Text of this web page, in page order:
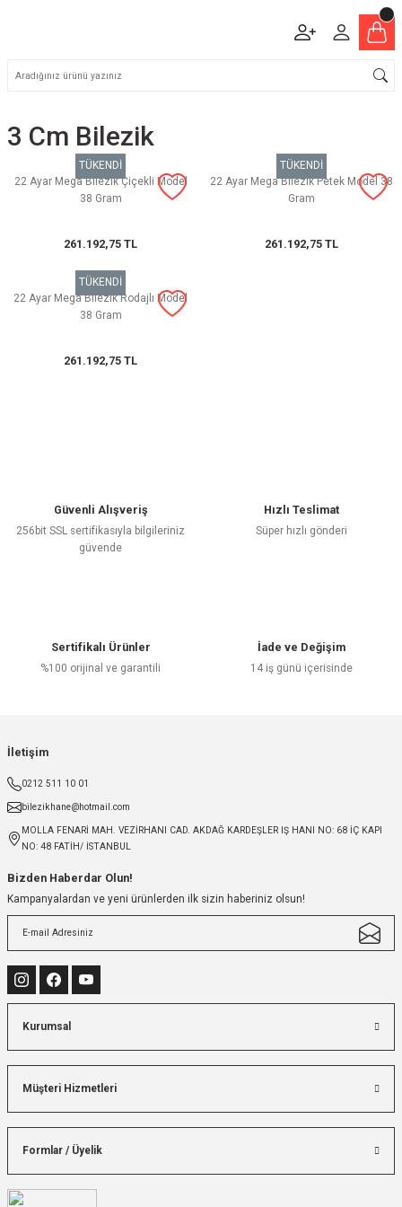
3 Cm Bilezik
TÜKENDİ
22 Ayar Mega Bilezik Çiçekli Model
38 Gram
261.192,75 TL
TÜKENDİ
22 Ayar Mega Bilezik Petek Model 38
Gram
261.192,75 TL
TÜKENDİ
22 Ayar Mega Bilezik Rodajlı Model
38 Gram
261.192,75 TL
Güvenli Alışveriş
256bit SSL sertifikasıyla bilgileriniz
güvende
Hızlı Teslimat
Süper hızlı gönderi
Sertifikalı Ürünler
%100 orijinal ve garantili
İade ve Değişim
14 iş günü içerisinde
İletişim
0212 511 10 01
bilezikhane@hotmail.com
MOLLA FENARİ MAH. VEZİRHANI CAD. AKDAĞ KARDEŞLER IŞ HANI NO: 68 İÇ KAPI
NO: 48 FATİH/ İSTANBUL
Bizden Haberdar Olun!
Kampanyalardan ve yeni ürünlerden ilk sizin haberiniz olsun!
Kurumsal
Müşteri Hizmetleri
Formlar / Üyelik